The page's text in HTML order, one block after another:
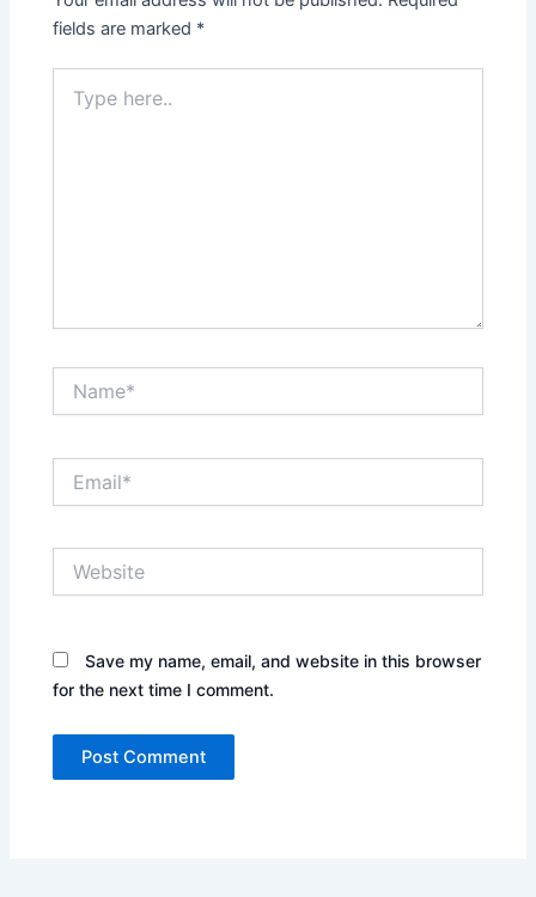
fields are marked *
here..
Save my name, email, and website in this browser
for the next time I comment.